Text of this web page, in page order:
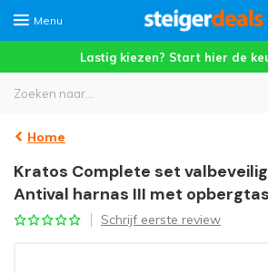
Menu
Lastig kiezen? Start hier de
Home
Kratos Complete set
Antival harnas III met opbergtas
Schrijf eerste review